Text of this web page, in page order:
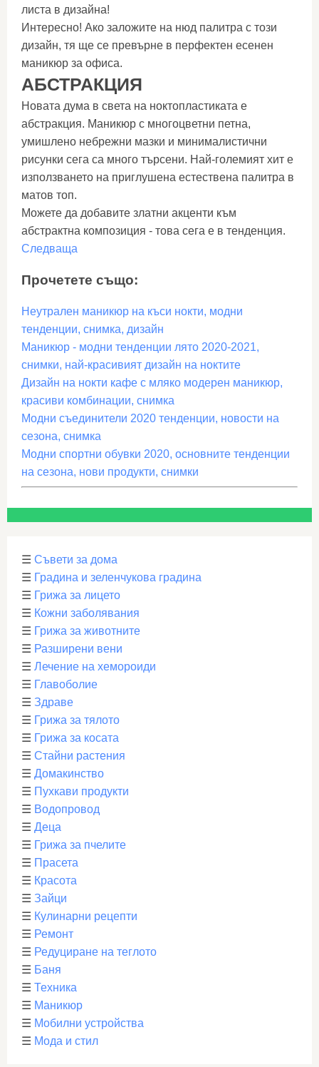
листа в дизайна!
Интересно! Ако заложите на нюд палитра с този
дизайн, тя ще се превърне в перфектен есенен
маникюр за офиса.
АБСТРАКЦИЯ
Новата дума в света на ноктопластиката е
абстракция. Маникюр с многоцветни петна,
умишлено небрежни мазки и минималистични
рисунки сега са много търсени. Най-големият хит е
използването на приглушена естествена палитра в
матов топ.
Можете да добавите златни акценти към
абстрактна композиция - това сега е в тенденция.
Следваща
Прочетете също:
Неутрален маникюр на къси нокти, модни
тенденции, снимка, дизайн
Маникюр - модни тенденции лято 2020-2021,
снимки, най-красивият дизайн на ноктите
Дизайн на нокти кафе с мляко модерен маникюр,
красиви комбинации, снимка
Модни съединители 2020 тенденции, новости на
сезона, снимка
Модни спортни обувки 2020, основните тенденции
на сезона, нови продукти, снимки
☰ Съвети за дома
☰ Градина и зеленчукова градина
☰ Грижа за лицето
☰ Кожни заболявания
☰ Грижа за животните
☰ Разширени вени
☰ Лечение на хемороиди
☰ Главоболие
☰ Здраве
☰ Грижа за тялото
☰ Грижа за косата
☰ Стайни растения
☰ Домакинство
☰ Пухкави продукти
☰ Водопровод
☰ Деца
☰ Грижа за пчелите
☰ Прасета
☰ Красота
☰ Зайци
☰ Кулинарни рецепти
☰ Ремонт
☰ Редуциране на теглото
☰ Баня
☰ Техника
☰ Маникюр
☰ Мобилни устройства
☰ Мода и стил